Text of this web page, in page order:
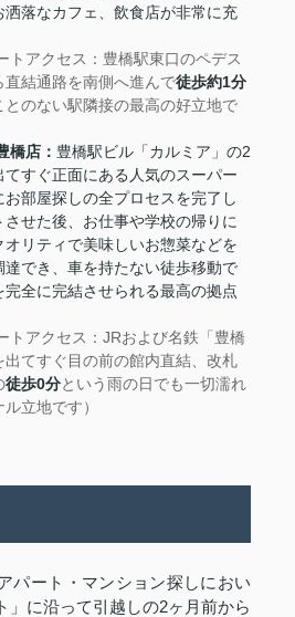
洒落なカフェ、飲食店が非常に充
トアクセス：豊橋駅東口のペデス
直結通路を南側へ進んで徒歩約1分
とのない駅隣接の最高の好立地で
橋店： 豊橋駅ビル「カルミア」の2
すぐ正面にある人気のスーパー
部屋探しの全プロセスを完了し
せた後、お仕事や学校の帰りに
リティで美味しいお惣菜などを
でき、車を持たない徒歩移動で
完全に完結させられる最高の拠点
トアクセス：JRおよび名鉄「豊橋
てすぐ目の前の館内直結、改札
徒歩0分という雨の日でも一切濡れ
立地です）
パート・マンション探しにおい
」に沿って引越しの2ヶ月前から